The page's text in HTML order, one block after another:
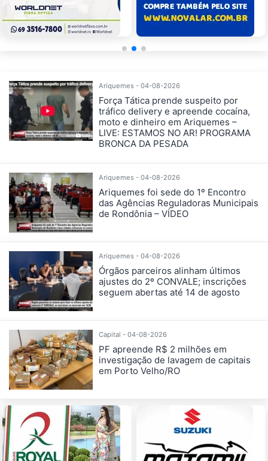
Ariquemes - 04-08-2026
Força Tática prende suspeito por
tráfico delivery e apreende cocaína,
moto e dinheiro em Ariquemes –
LIVE: ESTAMOS NO AR! PROGRAMA
BRONCA DA PESADA
Ariquemes - 04-08-2026
Ariquemes foi sede do 1º Encontro
das Agências Reguladoras Municipais
de Rondônia – VÍDEO
Ariquemes - 04-08-2026
Órgãos parceiros alinham últimos
ajustes do 2º CONVALE; inscrições
seguem abertas até 14 de agosto
Capital - 04-08-2026
PF apreende R$ 2 milhões em
investigação de lavagem de capitais
em Porto Velho/RO